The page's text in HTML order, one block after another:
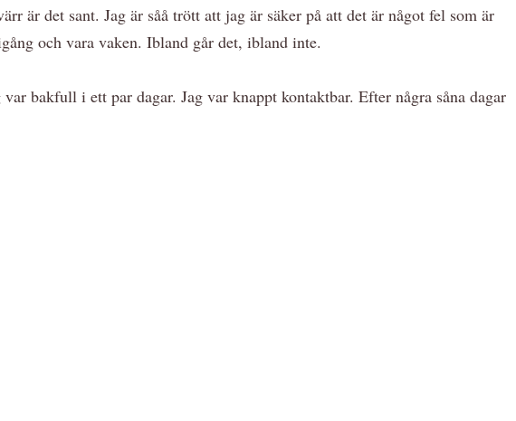
är det sant. Jag är såå trött att jag är säker på att det är något fel som är
och vara vaken. Ibland går det, ibland inte.
bakfull i ett par dagar. Jag var knappt kontaktbar. Efter några såna dagar